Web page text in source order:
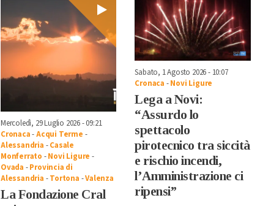
Mercoledì, 29 Luglio 2026 - 09:21
Cronaca-Acqui Terme -
Alessandria -Casale
Monferrato -Novi Ligure -
Ovada -Provincia di
Alessandria -Tortona -Valenza
La Fondazione Cral
Sabato, 1 Agosto 2026 - 10:07
Cronaca -Novi Ligure
Lega a Novi:
“Assurdo lo
spettacolo
pirotecnico tra siccità
e rischio incendi,
l’Amministrazione ci
ripensi”